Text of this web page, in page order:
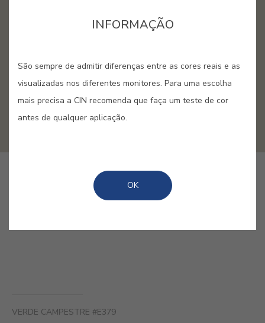
COMPRAR ONLINE
VERDE CAMPESTRE #E379
INFORMAÇÃO
São sempre de admitir diferenças entre as cores reais e as
visualizadas nos diferentes monitores. Para uma escolha
mais precisa a CIN recomenda que faça um teste de cor
antes de qualquer aplicação.
OK